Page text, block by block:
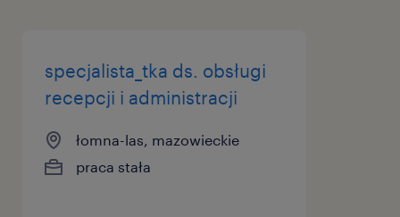
specjalista_tka ds. obsługi
recepcji i administracji
łomna-las, mazowieckie
praca stała